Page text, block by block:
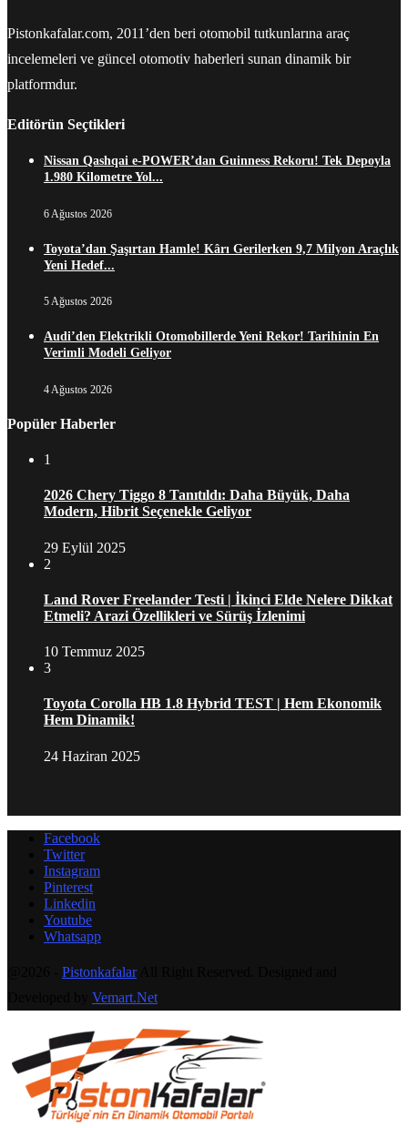
Pistonkafalar.com, 2011’den beri otomobil tutkunlarına araç
incelemeleri ve güncel otomotiv haberleri sunan dinamik bir
platformdur.
Editörün Seçtikleri
Nissan Qashqai e-POWER’dan Guinness Rekoru! Tek Depoyla
1.980 Kilometre Yol...
6 Ağustos 2026
Toyota’dan Şaşırtan Hamle! Kârı Gerilerken 9,7 Milyon Araçlık
Yeni Hedef...
5 Ağustos 2026
Audi’den Elektrikli Otomobillerde Yeni Rekor! Tarihinin En
Verimli Modeli Geliyor
4 Ağustos 2026
Popüler Haberler
1
2026 Chery Tiggo 8 Tanıtıldı: Daha Büyük, Daha
Modern, Hibrit Seçenekle Geliyor
29 Eylül 2025
2
Land Rover Freelander Testi | İkinci Elde Nelere Dikkat
Etmeli? Arazi Özellikleri ve Sürüş İzlenimi
10 Temmuz 2025
3
Toyota Corolla HB 1.8 Hybrid TEST | Hem Ekonomik
Hem Dinamik!
24 Haziran 2025
Facebook
Twitter
Instagram
Pinterest
Linkedin
Youtube
Whatsapp
PistonkafalarAll Right Reserved. Designed and
Vemart.Net